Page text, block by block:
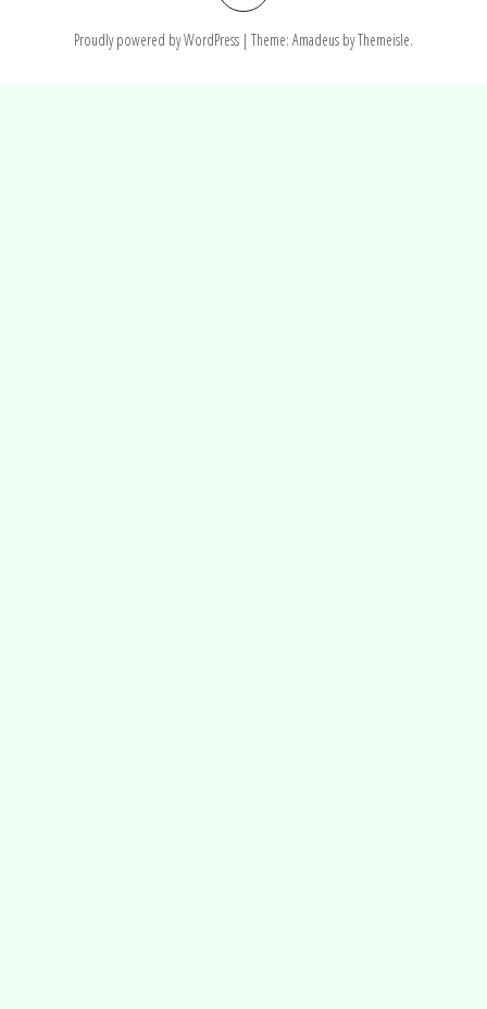
Proudly powered by WordPress | Theme: Amadeus by Themeisle.